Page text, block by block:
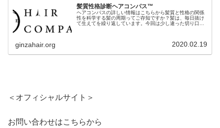
髪質性格診断ヘアコンパス™︎
ヘアコンパスの詳しい情報はこちらから髪質と性格の関係
性を科学する髪の周期ってご存知ですか？髪は、毎日抜け
て生えてを繰り返しています。今回は少し違った切り口で
ginzahair.org 2020.02.19
＜オフィシャルサイト＞
お問い合わせはこちらから